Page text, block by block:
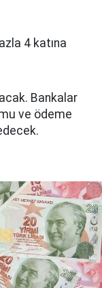
4 katına
Bankalar
ve ödeme